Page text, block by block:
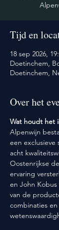
Tijd en
18 sep 2026,
Doetinchem,
Doetinchem,
Over het
Wat houdt het
Alpenwijn
een exclusieve
acht
Oostenrijkse
ervaring
en John
van de
combinaties